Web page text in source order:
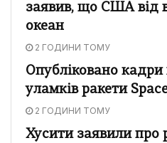
заявив, що США від
океан
2 ГОДИНИ ТОМУ
Опубліковано кадри
уламків ракети
2 ГОДИНИ ТОМУ
Хусити заявили про